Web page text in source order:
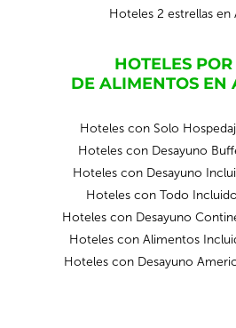
Hoteles 2 estrellas en
HOTELES
DE ALIMENTOS EN
Hoteles con Solo
Hoteles con Desayuno
Hoteles con Desayuno
Hoteles con Todo
Hoteles con Desayuno
Hoteles con Alimentos
Hoteles con Desayuno